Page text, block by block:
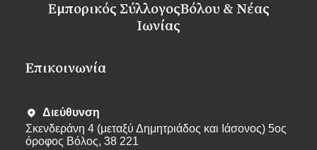
Εμπορικός ΣύλλογοςΒόλου & Νέας
Ιωνίας
Eπικοινωνία
Διεύθυνση
Σκενδεράνη 4 (μεταξύ Δημητριάδος και Ιάσονος) 5ος
όροφος Βόλος, 38 221